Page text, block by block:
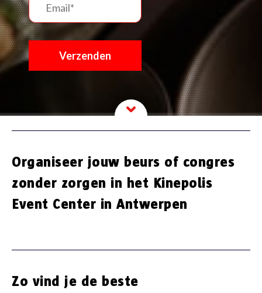
Organiseer jouw beurs of congres
zonder zorgen in het Kinepolis
Event Center in Antwerpen
Zo vind je de beste